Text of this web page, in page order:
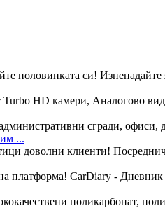
половинката си!
HD камери, Аналогово
сгради, офиси,
...
доволни клиенти!
платформа! CarDiary - Дневник
поликарбонат,